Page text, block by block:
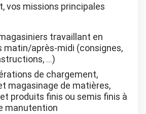
vos missions principales
travaillant en
matin/après-midi (consignes,
…)
de chargement,
magasinage de matières,
produits finis ou semis finis à
manutention